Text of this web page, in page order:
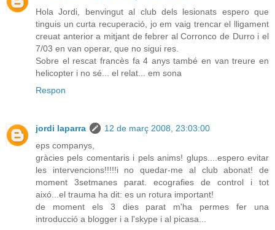
Hola Jordi, benvingut al club dels lesionats espero que
tinguis un curta recuperació, jo em vaig trencar el lligament
creuat anterior a mitjant de febrer al Corronco de Durro i el
7/03 en van operar, que no sigui res.
Sobre el rescat francès fa 4 anys també en van treure en
helicopter i no sé... el relat... em sona
Respon
jordi laparra
12 de març 2008, 23:03:00
eps companys,
gràcies pels comentaris i pels anims! glups....espero evitar
les intervencions!!!!!i no quedar-me al club abonat! de
moment 3setmanes parat. ecografies de control i tot
aixó...el trauma ha dit: es un rotura important!
de moment els 3 dies parat m'ha permes fer una
introducció a blogger i a l'skype i al picasa...